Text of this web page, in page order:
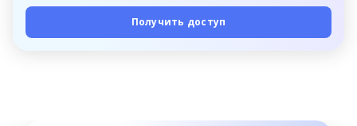
Получить доступ